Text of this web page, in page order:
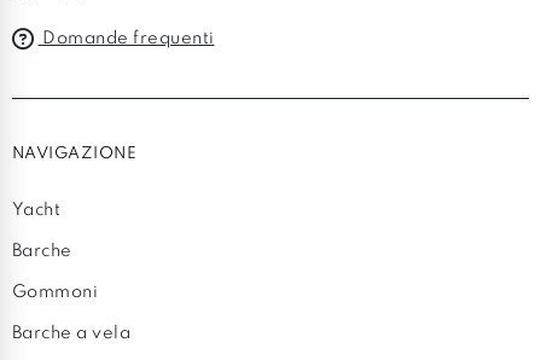
Domande frequenti
NAVIGAZIONE
Yacht
Barche
Gommoni
Barche a vela